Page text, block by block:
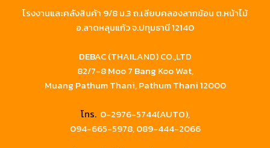
โรงงานและคลังสินค้า 9/8 ม.3 ถ.เลียบคลองลากฆ้อน ต.หน้าไม้
อ.ลาดหลุมแก้ว จ.ปทุมธานี 12140
DEBAC (THAILAND) CO.,LTD
82/7-8 Moo 7 Bang Koo Wat,
Muang Pathum Thani, Pathum Thani 12000
โทร. 0-2976-5744(AUTO),
094-665-5978,089-444-2066